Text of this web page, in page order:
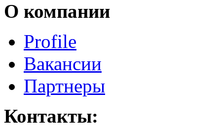
О компании
Profile
Вакансии
Партнеры
Контакты: